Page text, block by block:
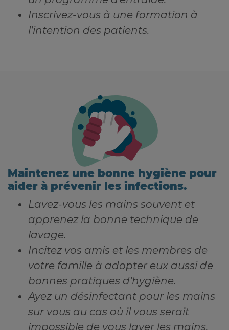
Inscrivez-vous à une formation à
l’intention des patients.
Maintenez une bonne hygiène pour
aider à prévenir les infections.
Lavez-vous les mains souvent et
apprenez la bonne technique de
lavage.
Incitez vos amis et les membres de
votre famille à adopter eux aussi de
bonnes pratiques d’hygiène.
Ayez un désinfectant pour les mains
sur vous au cas où il vous serait
impossible de vous laver les mains.